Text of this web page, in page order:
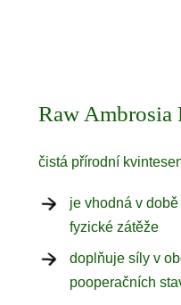
Raw Ambrosia
čistá přírodní
je vhodná v
fyzické zátěže
doplňuje síly v
pooperačních